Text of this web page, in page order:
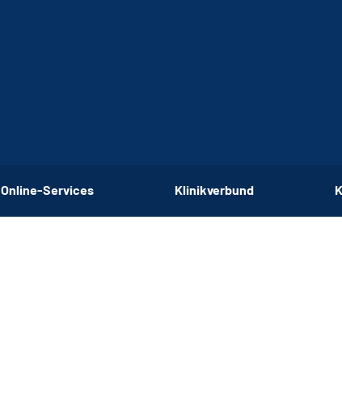
Online-Services Klinikverbund